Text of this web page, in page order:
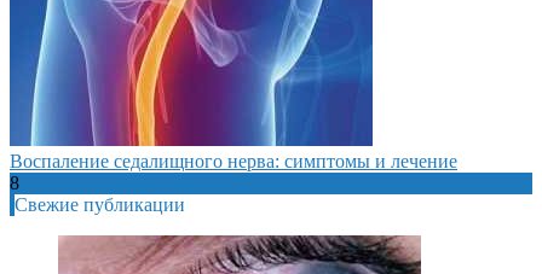
Воспаление седалищного нерва: симптомы и лечение
8
Свежие публикации